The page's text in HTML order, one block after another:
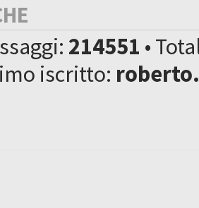
214551 •
iscritto: